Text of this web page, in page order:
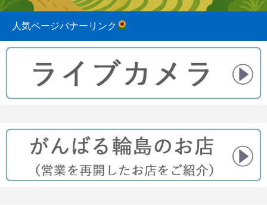
2023.08.31
人気ページバナーリンク